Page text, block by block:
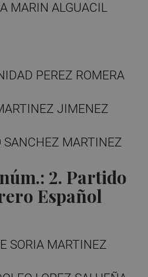
MARIN ALGUACIL
PEREZ ROMERA
JIMENEZ
SANCHEZ MARTINEZ
2. Partido
Español
SORIA MARTINEZ